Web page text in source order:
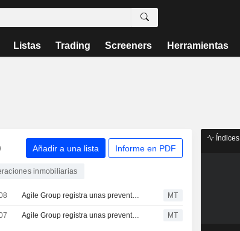
Listas Trading Screeners Herramientas
Añadir a una lista Informe en PDF
inmobiliarias
Agile Group registra unas preventas de 490 millones de yuanes en julio MT
Agile Group registra unas preventas de 820 millones de yuanes en junio MT
Índices